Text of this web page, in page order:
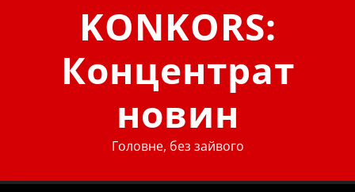
KONKORS:
Концентрат
новин
Головне, без зайвого